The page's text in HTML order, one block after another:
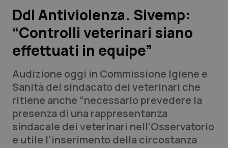
Lavoro e Professioni
Scienza e Farmaci
Studi e Analisi
Lettere al direttore
Edizioni Regionali
QS Pro
Ddl Antiviolenza. Sivemp:
“Controlli veterinari siano
effettuati in equipe”
Audizione oggi in Commissione Igiene e
Sanità del sindacato dei veterinari che
ritiene anche “necessario prevedere la
presenza di una rappresentanza
sindacale dei veterinari nell’Osservatorio
e utile l’inserimento della circostanza